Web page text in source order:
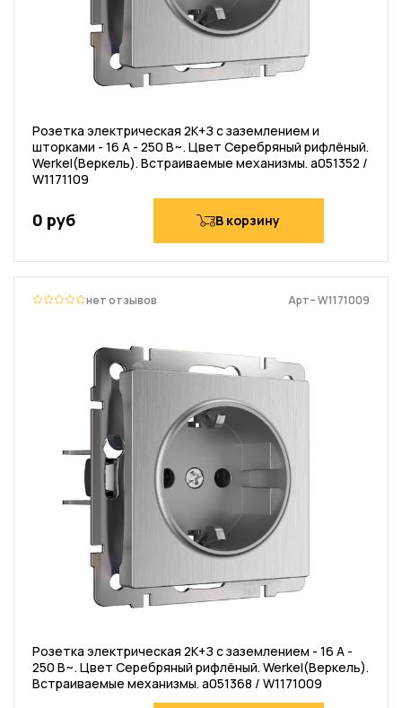
Розетка электрическая 2К+З с заземлением и
шторками - 16 А - 250 В~. Цвет Серебряный рифлёный.
Werkel(Веркель). Встраиваемые механизмы. a051352 /
W1171109
0 руб В корзину
нет отзывов Арт– W1171009
Розетка электрическая 2К+З с заземлением - 16 А -
250 В~. Цвет Серебряный рифлёный. Werkel(Веркель).
Встраиваемые механизмы. a051368 / W1171009